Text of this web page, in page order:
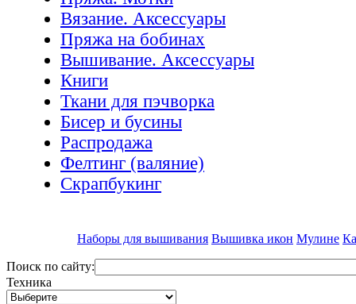
Вязание. Аксессуары
Пряжа на бобинах
Вышивание. Аксессуары
Книги
Ткани для пэчворка
Бисер и бусины
Распродажа
Фелтинг (валяние)
Скрапбукинг
Наборы для вышивания Вышивка икон Мулине
Поиск по сайту:
Техника